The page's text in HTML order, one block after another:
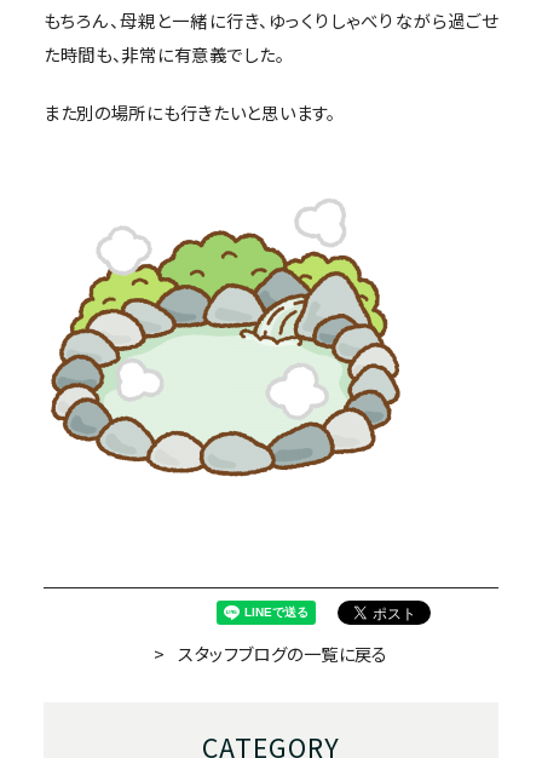
もちろん、母親と一緒に行き、ゆっくりしゃべりながら過ごせ
た時間も、非常に有意義でした。
また別の場所にも行きたいと思います。
スタッフブログの一覧に戻る
CATEGORY